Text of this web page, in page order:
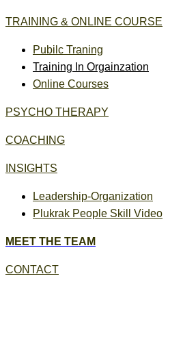
TRAINING & ONLINE COURSE
Pubilc Traning
Training In Orgainzation
Online Courses
PSYCHO THERAPY
COACHING
INSIGHTS
Leadership-Organization
Plukrak People Skill Video
MEET THE TEAM
CONTACT